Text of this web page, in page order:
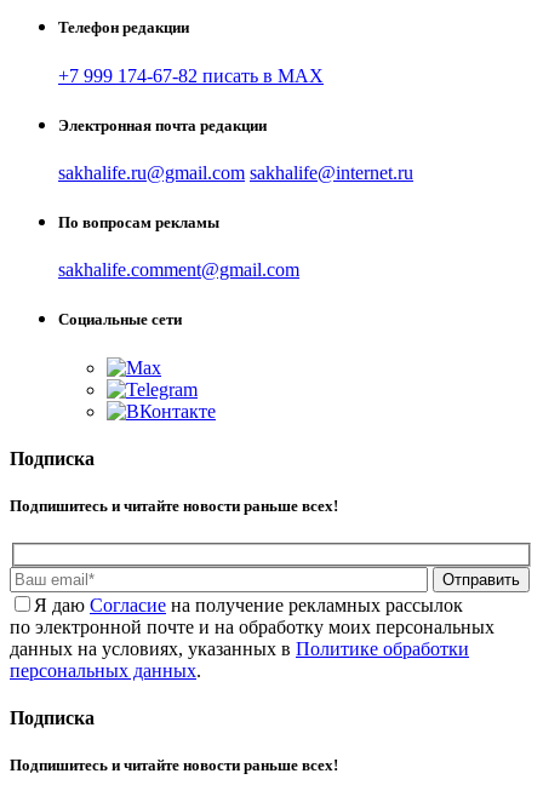
Телефон редакции
+7 999 174-67-82 писать в MAX
Электронная почта редакции
sakhalife.ru@gmail.com sakhalife@internet.ru
По вопросам рекламы
sakhalife.comment@gmail.com
Социальные сети
Подписка
Подпишитесь и читайте новости раньше всех!
Отправить
Я даю Cогласие на получение рекламных рассылок
по электронной почте и на обработку моих персональных
данных на условиях, указанных в Политике обработки
персональных данных.
Подписка
Подпишитесь и читайте новости раньше всех!